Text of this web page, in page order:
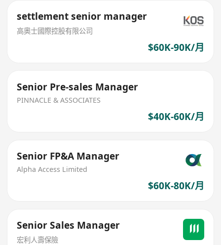
settlement senior manager
高奧士國際控股有限公司
$60K-90K/月
Senior Pre-sales Manager
PINNACLE & ASSOCIATES
$40K-60K/月
Senior FP&A Manager
Alpha Access Limited
$60K-80K/月
Senior Sales Manager
宏利人壽保險